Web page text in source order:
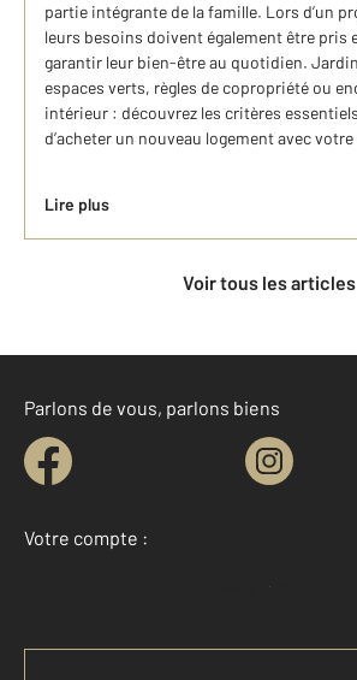
partie intégrante de la famille. Lors d’un
leurs besoins doivent également être pris
garantir leur bien-être au quotidien.
espaces verts, règles de copropriété ou
intérieur : découvrez les critères
d’acheter un nouveau logement avec
Lire plus
Voir tous les articles
Parlons de vous, parlons biens
Votre compte :
Accéder à mon compte